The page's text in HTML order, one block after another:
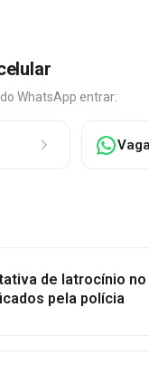
WhatsApp entrar:
de latrocínio no
pela polícia